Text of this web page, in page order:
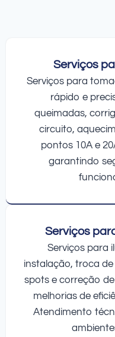
Serviços
Serviços para
rápido e
queimadas,
circuito,
pontos 10A e
garantindo
Serviços
Serviços para
instalação, troca de
spots e correção
melhorias de
Atendimento